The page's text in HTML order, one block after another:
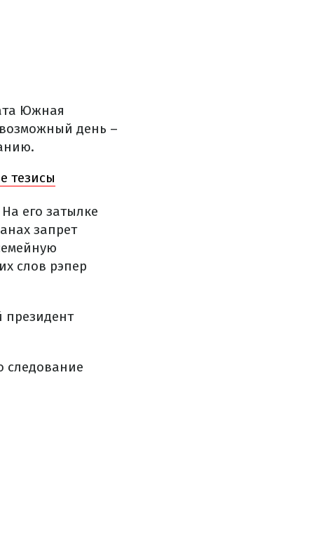
Южная
день –
тезисы
его затылке
запрет
слов рэпер
президент
следование